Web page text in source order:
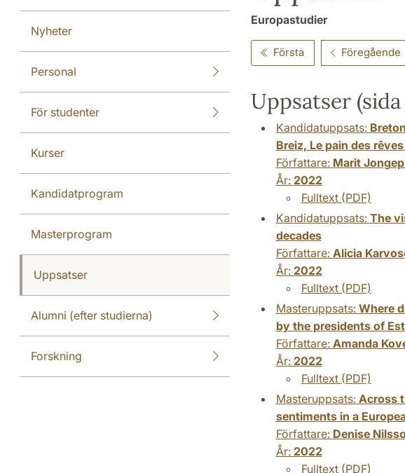
Nyheter
Personal
För studenter
Kurser
Kandidatprogram
Masterprogram
Uppsatser
Alumni (efter studierna)
Forskning
Europastudier
Första Föregående
Uppsatser (sida
Kandidatuppsats:
Breiz, Le pain des
Författare: Marit
År: 2022
Fulltext (PDF)
Kandidatuppsats: The
decades
Författare: Alicia
År: 2022
Fulltext (PDF)
Masteruppsats: Where
by the presidents of
Författare: Amanda
År: 2022
Fulltext (PDF)
Masteruppsats: Across
sentiments in a
Författare: Denise
År: 2022
Fulltext (PDF)